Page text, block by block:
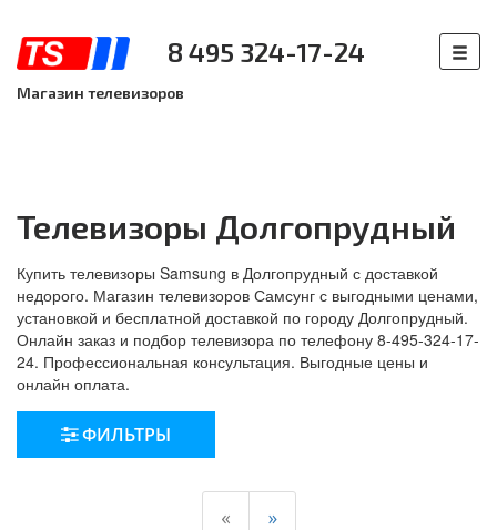
8 495 324-17-24
Магазин телевизоров
Телевизоры Долгопрудный
Купить телевизоры Samsung в Долгопрудный с доставкой
недорого. Магазин телевизоров Самсунг с выгодными ценами,
установкой и бесплатной доставкой по городу Долгопрудный.
Онлайн заказ и подбор телевизора по телефону 8-495-324-17-
24. Профессиональная консультация. Выгодные цены и
онлайн оплата.
ФИЛЬТРЫ
« »